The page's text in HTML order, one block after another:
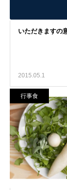
2015.05.1
行事食